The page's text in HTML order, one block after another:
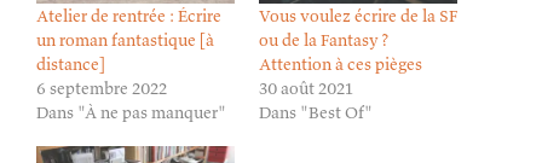
Atelier de rentrée : Écrire
un roman fantastique [à
distance]
6 septembre 2022
Dans "À ne pas manquer"
Vous voulez écrire de la SF
ou de la Fantasy ?
Attention à ces pièges
30 août 2021
Dans "Best Of"